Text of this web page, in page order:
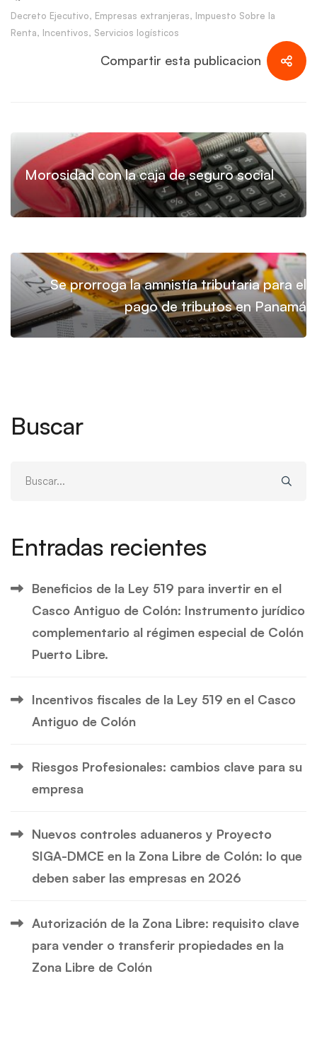
Decreto Ejecutivo, Empresas extranjeras, Impuesto Sobre la
Renta, Incentivos, Servicios logísticos
Compartir esta publicacion
Morosidad con la caja de seguro social
Se prorroga la amnistía tributaria para el
pago de tributos en Panamá
Buscar
Entradas recientes
Beneficios de la Ley 519 para invertir en el
Casco Antiguo de Colón: Instrumento jurídico
complementario al régimen especial de Colón
Puerto Libre.
Incentivos fiscales de la Ley 519 en el Casco
Antiguo de Colón
Riesgos Profesionales: cambios clave para su
empresa
Nuevos controles aduaneros y Proyecto
SIGA-DMCE en la Zona Libre de Colón: lo que
deben saber las empresas en 2026
Autorización de la Zona Libre: requisito clave
para vender o transferir propiedades en la
Zona Libre de Colón